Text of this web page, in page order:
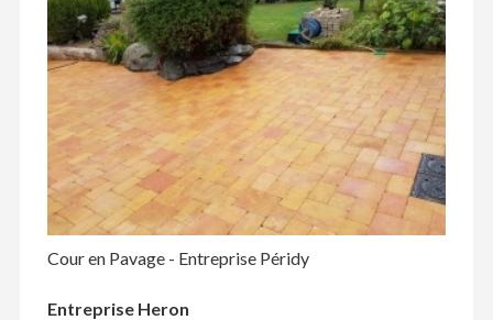
Cour en Pavage - Entreprise Péridy
Entreprise Heron